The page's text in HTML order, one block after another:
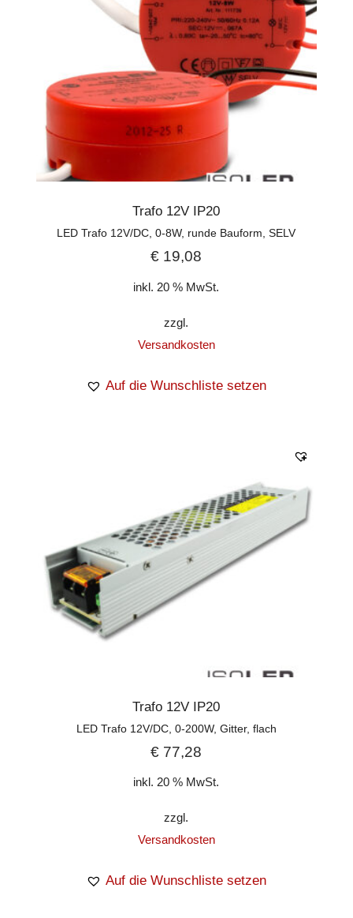
Trafo 12V IP20
LED Trafo 12V/DC, 0-8W, runde Bauform, SELV
€ 19,08
inkl. 20 % MwSt.
zzgl.
Versandkosten
Auf die Wunschliste setzen
Trafo 12V IP20
LED Trafo 12V/DC, 0-200W, Gitter, flach
€ 77,28
inkl. 20 % MwSt.
zzgl.
Versandkosten
Auf die Wunschliste setzen